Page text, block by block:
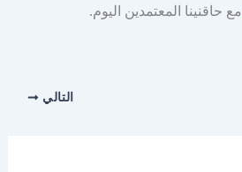
مع حاقنينا المعتمدين اليوم.
التالي